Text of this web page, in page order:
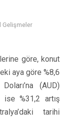
Gelişmeler
göre, konut
aya göre %8,6
(AUD)
ise %31,2 artış
tarihi